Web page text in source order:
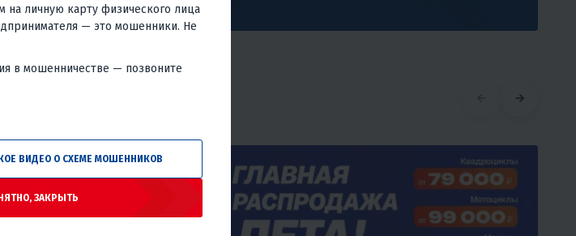
на личную карту физического лица
— это мошенники. Не
в мошенничестве — позвоните
ВИДЕО О СХЕМЕ МОШЕННИКОВ
ЗАКРЫТЬ